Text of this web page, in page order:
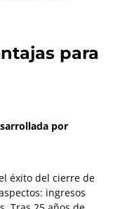
para
por
éxito del cierre de
ingresos